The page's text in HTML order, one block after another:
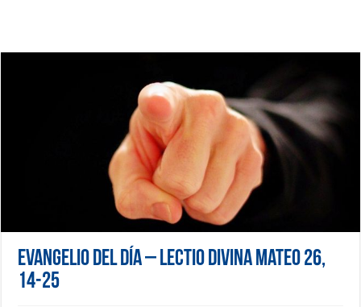
Evangelio del día – Lectio Divina Mateo 26,
14-25